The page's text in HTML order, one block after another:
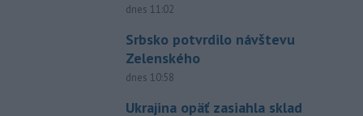
dnes 11:02
Srbsko potvrdilo návštevu
Zelenského
dnes 10:58
Ukrajina opäť zasiahla sklad